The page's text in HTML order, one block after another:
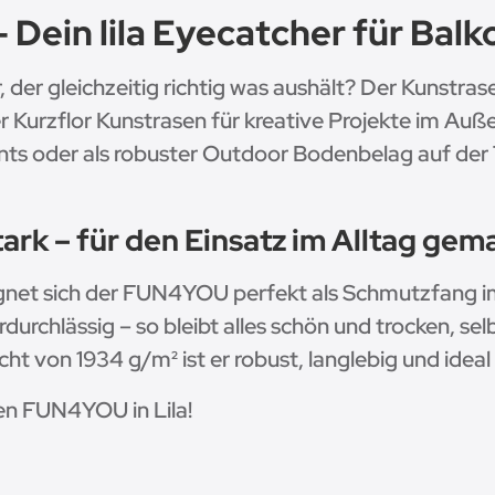
Dein lila Eyecatcher für
gleichzeitig richtig was aushält? Der
Kurzflor Kunstrasen für kreative Projekte im
oder als robuster Outdoor Bodenbelag auf
– für den Einsatz im Alltag
sich der FUN4YOU perfekt als Schmutzfang
– so bleibt alles schön und trocken,
von 1934 g/m² ist er robust, langlebig und
FUN4YOU in Lila!